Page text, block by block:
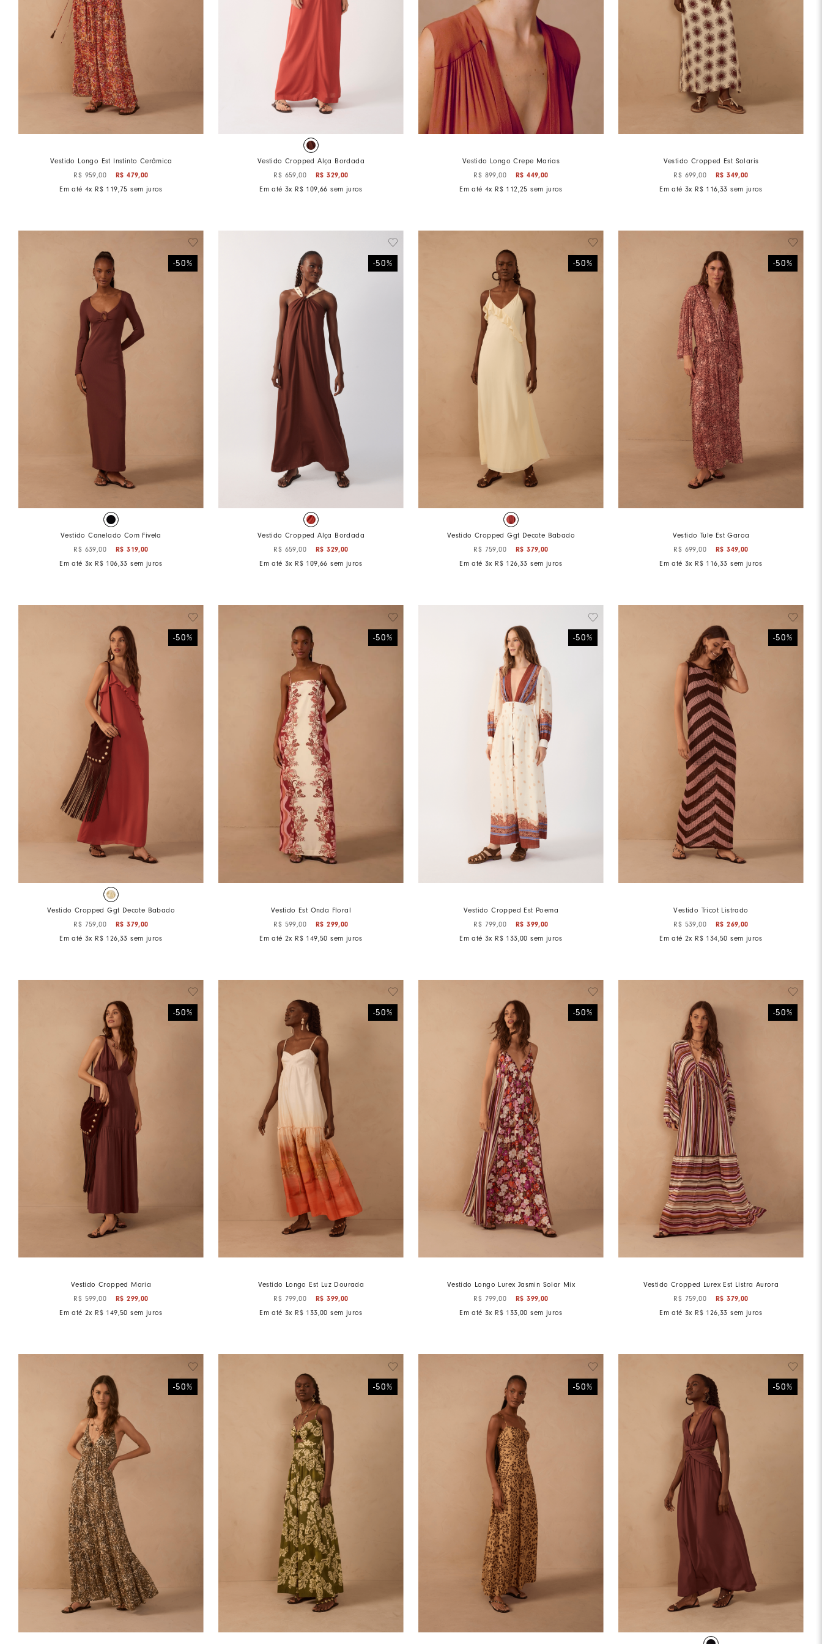
Cores Do Brasil
Vestido Longo Est Instinto Cerâmica
R$ 959 ,00 R$ 479,00
Em até 4x R$ 119 75 sem juros
Vestido Cropped Alça Bordada
R$ 659 ,00 R$ 329,00
Em até 3x R$ 109 ,66 sem juros
Vestido Longo Crepe Marias
R$ 899 ,00 R$ 449,00
Em até 4x R$ 112 25 sem juros
Vestido Cropped Est Solaris
R$ 699 ,00 R$ 349,00
Em até 3x R$ 116 ,33 sem juros
-50%
Vestido Canelado Com Fivela
R$ 639,00 R$ 319,00
Em até 3x R$ 106,33 sem juros
-50%
Vestido Cropped Alça Bordada
R$ 659,00 R$ 329,00
Em até 3x R$ 109,66 sem juros
-50%
Vestido Cropped Ggt Decote Babado
R$ 759,00 R$ 379,00
Em até 3x R$ 126,33 sem juros
-50%
Vestido Tule Est Garoa
R$ 699,00 R$ 349,00
Em até 3x R$ 116,33 sem juros
-50%
Vestido Cropped Ggt Decote Babado
R$ 759 ,00 R$ 379,00
Em até 3x R$ 126 ,33 sem juros
-50%
Vestido Est Onda Floral
R$ 599 ,00 R$ 299,00
Em até 2x R$ 149 ,50 sem juros
-50%
Vestido Cropped Est Poema
R$ 799 ,00 R$ 399,00
Em até 3x R$ 133 ,00 sem juros
-50%
Vestido Tricot Listrado
R$ 539 ,00 R$ 269,00
Em até 2x R$ 134 ,50 sem juros
-50%
Vestido Cropped Maria
R$ 599,00 R$ 299,00
Em até 2x R$ 149,50 sem juros
-50%
Vestido Longo Est Luz Dourada
R$ 799,00 R$ 399,00
Em até 3x R$ 133,00 sem juros
-50%
Vestido Longo Lurex Jasmin Solar Mix
R$ 799,00 R$ 399,00
Em até 3x R$ 133,00 sem juros
-50%
Vestido Cropped Lurex Est Listra Aurora
R$ 759,00 R$ 379,00
Em até 3x R$ 126,33 sem juros
-50% -50% -50% -50%